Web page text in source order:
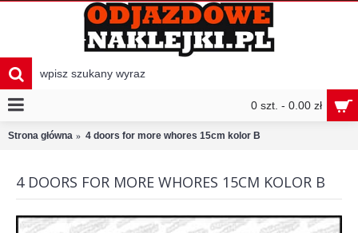
0 szt. - 0.00 zł
Strona główna 4 doors for more whores 15cm kolor B
4 DOORS FOR MORE WHORES 15CM KOLOR B